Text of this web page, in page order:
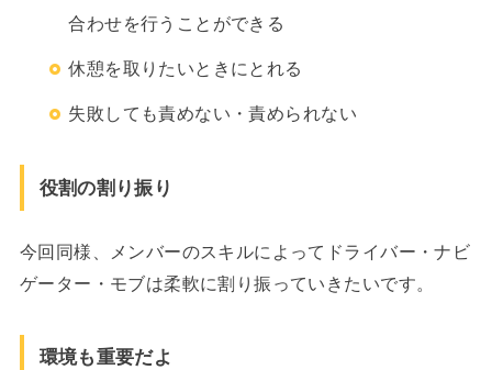
合わせを行うことができる
休憩を取りたいときにとれる
失敗しても責めない・責められない
役割の割り振り
今回同様、メンバーのスキルによってドライバー・ナビ
ゲーター・モブは柔軟に割り振っていきたいです。
環境も重要だよ